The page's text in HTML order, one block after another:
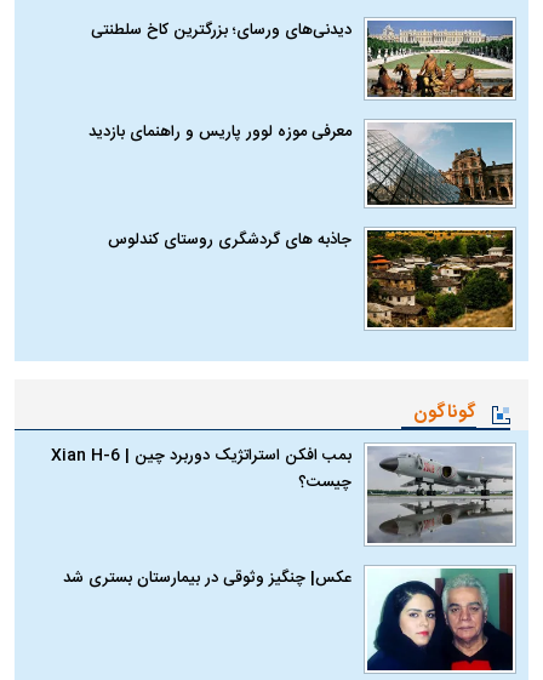
دیدنی‌های ورسای؛ بزرگترین کاخ سلطنتی
معرفی موزه لوور پاریس و راهنمای بازدید
جاذبه های گردشگری روستای کندلوس
گوناگون
بمب افکن استراتژیک دوربرد چین | Xian H-6
چیست؟
عکس| چنگیز وثوقی در بیمارستان بستری شد